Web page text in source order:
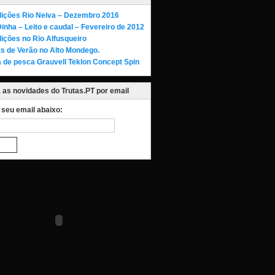
Rio Neiva – Dezembro 2016
– Leito e caudal – Fevereiro de 2012
no Rio Alfusqueiro
de Verão no Alto Mondego.
de pesca Grauvell Teklon Concept Spin
as novidades do Trutas.PT por email
email abaixo: